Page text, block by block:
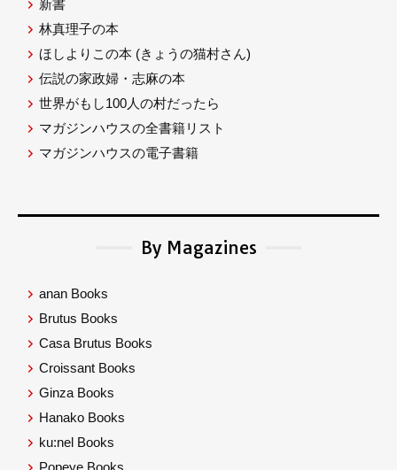
新書
林真理子の本
ほしよりこの本 (きょうの猫村さん)
伝説の家政婦・志麻の本
世界がもし100人の村だったら
マガジンハウスの全書籍リスト
マガジンハウスの電子書籍
By Magazines
anan Books
Brutus Books
Casa Brutus Books
Croissant Books
Ginza Books
Hanako Books
ku:nel Books
Popeye Books